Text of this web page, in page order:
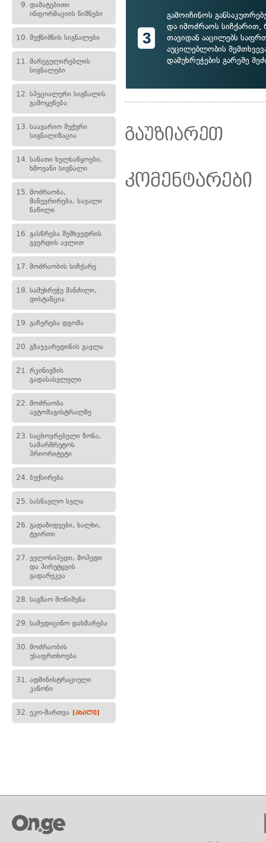
9. დამატებითი
ინფორმაციის ნიშნები
10. შუქნიშნის სიგნალები
11. მარეგულირებლის
სიგნალები
12. სპეციალური სიგნალის
გამოყენება
13. საავარიო შუქური
სიგნალიზაცია
14. სანათი ხელსაწყოები,
ხმოვანი სიგნალი
15. მოძრაობა,
მანევრირება, სავალი
ნაწილი
16. გასწრება შემხვედრის
გვერდის ავლით
17. მოძრაობის სიჩქარე
18. სამუხრუჭე მანძილი,
დისტანცია
19. გაჩერება დგომა
20. გზაჯვარედინის გავლა
21. რკინიგზის
გადასასვლელი
22. მოძრაობა
ავტომაგისტრალზე
23. საცხოვრებელი ზონა,
სამარშრუტოს
პრიორიტეტი
24. ბუქსირება
25. სასწავლო სვლა
26. გადაზიდვები, ხალხი,
ტვირთი
27. ველოსიპედი, მოპედი
და პირუტყვის
გადარეკვა
28. საგზაო მონიშვნა
29. სამედიცინო დახმარება
30. მოძრაობის
უსაფრთხოება
31. ადმინისტრაციული
კანონი
32. ეკო-მართვა [ახალი]
3
გამოიჩინოს
და იმოძრაოს
თავიდან ააცილებს
აუცილებლობის
დამუხრუჭების გარეშე
გაუზიარეთ
კომენტარები